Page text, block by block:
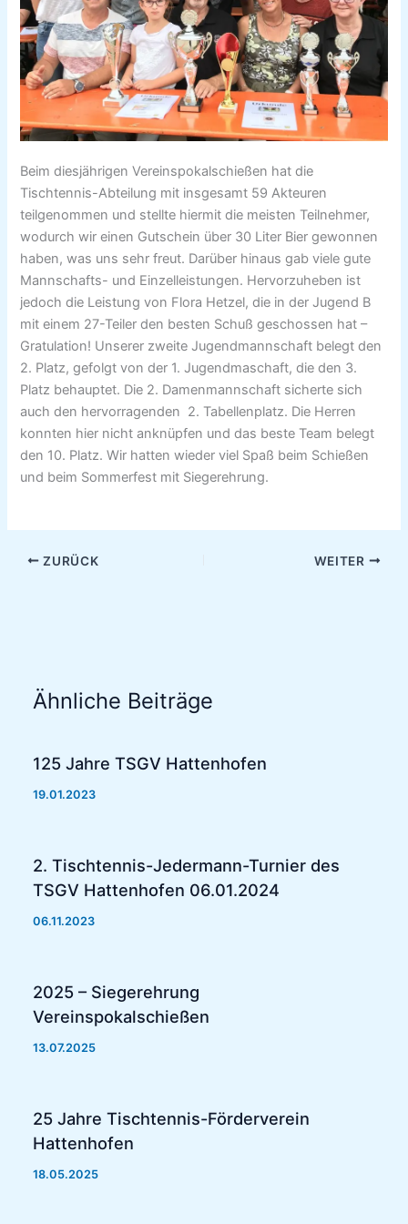
Beim diesjährigen Vereinspokalschießen hat die
Tischtennis-Abteilung mit insgesamt 59 Akteuren
teilgenommen und stellte hiermit die meisten Teilnehmer,
wodurch wir einen Gutschein über 30 Liter Bier gewonnen
haben, was uns sehr freut. Darüber hinaus gab viele gute
Mannschafts- und Einzelleistungen. Hervorzuheben ist
jedoch die Leistung von Flora Hetzel, die in der Jugend B
mit einem 27-Teiler den besten Schuß geschossen hat –
Gratulation! Unserer zweite Jugendmannschaft belegt den
2. Platz, gefolgt von der 1. Jugendmaschaft, die den 3.
Platz behauptet. Die 2. Damenmannschaft sicherte sich
auch den hervorragenden 2. Tabellenplatz. Die Herren
konnten hier nicht anknüpfen und das beste Team belegt
den 10. Platz. Wir hatten wieder viel Spaß beim Schießen
und beim Sommerfest mit Siegerehrung.
ZURÜCK WEITER
Ähnliche Beiträge
125 Jahre TSGV Hattenhofen
19.01.2023
2. Tischtennis-Jedermann-Turnier des
TSGV Hattenhofen 06.01.2024
06.11.2023
2025 – Siegerehrung
Vereinspokalschießen
13.07.2025
25 Jahre Tischtennis-Förderverein
Hattenhofen
18.05.2025